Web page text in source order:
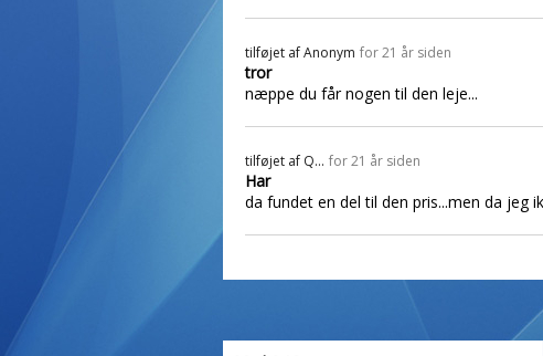
tilføjet afAnonym for 21 år siden
tror
næppe du får nogen til den leje...
tilføjet af Q... for 21 år siden
Har
da fundet en del til den pris...men da jeg